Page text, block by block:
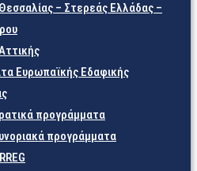
– Στερεάς Ελλάδας –
Ευρωπαϊκής Εδαφικής
προγράμματα
προγράμματα